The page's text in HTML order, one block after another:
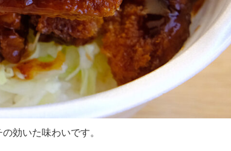
効いた味わいです。